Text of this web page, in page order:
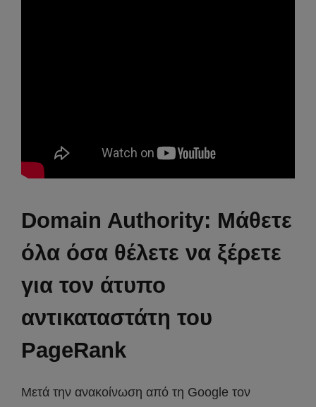
Domain Authority: Μάθετε
όλα όσα θέλετε να ξέρετε
για τον άτυπο
αντικαταστάτη του
PageRank
Μετά την ανακοίνωση από τη Google τον